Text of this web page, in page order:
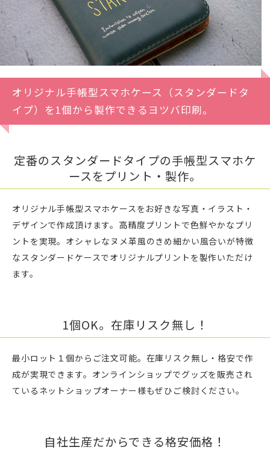
オリジナル手帳型スマホケース（スタンダードタ
イプ）を1個から製作できるヨツバ印刷。
定番のスタンダードタイプの手帳型スマホケ
ースをプリント・製作。
オリジナル手帳型スマホケースをお好きな写真・イラスト・
デザインで作成頂けます。高精度プリントで色鮮やかなプリ
ントを実現。オシャレなヌメ革風のきめ細かい風合いが特徴
なスタンダードケースでオリジナルプリントを製作いただけ
ます。
1個OK。在庫リスク無し！
最小ロット１個からご注文可能。在庫リスク無し・格安で作
成が実現できます。オンラインショップでグッズを販売され
ているネットショップオーナー様もぜひご検討ください。
自社生産だからできる格安価格！